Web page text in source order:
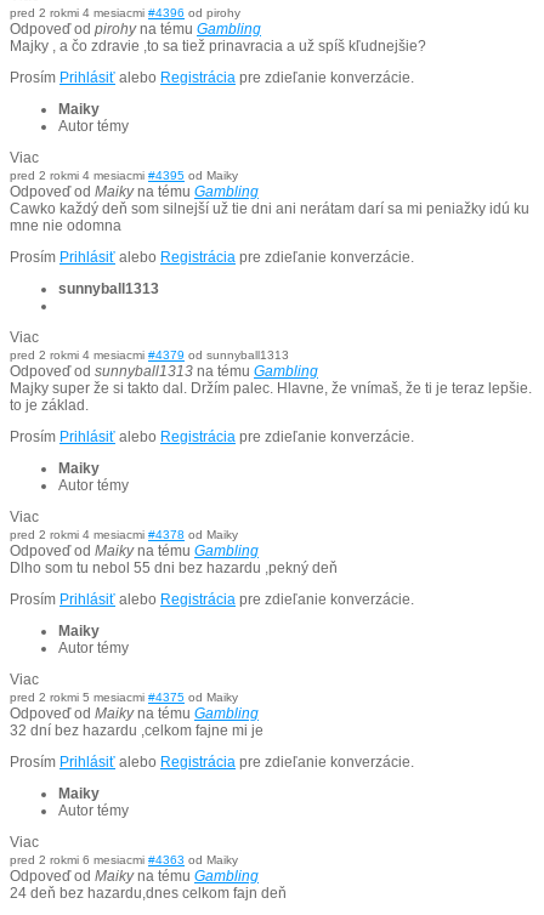
pred 2 rokmi 4 mesiacmi #4396 od pirohy
Odpoveď od pirohyna tému Gambling
Majky , a čo zdravie ,to sa tiež prinavracia a už spíš kľudnejšie?
Prosím Prihlásiť alebo Registrácia pre zdieľanie konverzácie.
Maiky
Autor témy
Viac
pred 2 rokmi 4 mesiacmi #4395 od Maiky
Odpoveď od Maikyna tému Gambling
Cawko každý deň som silnejší už tie dni ani nerátam darí sa mi peniažky idú ku
mne nie odomna
Prosím Prihlásiť alebo Registrácia pre zdieľanie konverzácie.
sunnyball1313
Viac
pred 2 rokmi 4 mesiacmi #4379 od sunnyball1313
Odpoveď od sunnyball1313 na tému Gambling
Majky super že si takto dal. Držím palec. Hlavne, že vnímaš, že ti je teraz lepšie.
to je základ.
Prosím Prihlásiť alebo Registrácia pre zdieľanie konverzácie.
Maiky
Autor témy
Viac
pred 2 rokmi 4 mesiacmi #4378 od Maiky
Odpoveď od Maikyna tému Gambling
Dlho som tu nebol 55 dni bez hazardu ,pekný deň
Prosím Prihlásiť alebo Registrácia pre zdieľanie konverzácie.
Maiky
Autor témy
Viac
pred 2 rokmi 5 mesiacmi #4375 od Maiky
Odpoveď od Maikyna tému Gambling
32 dní bez hazardu ,celkom fajne mi je
Prosím Prihlásiť alebo Registrácia pre zdieľanie konverzácie.
Maiky
Autor témy
Viac
pred 2 rokmi 6 mesiacmi #4363 od Maiky
Odpoveď od Maikyna tému Gambling
24 deň bez hazardu,dnes celkom fajn deň